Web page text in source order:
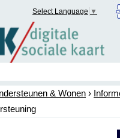
Select Language ▼
& Wonen ›